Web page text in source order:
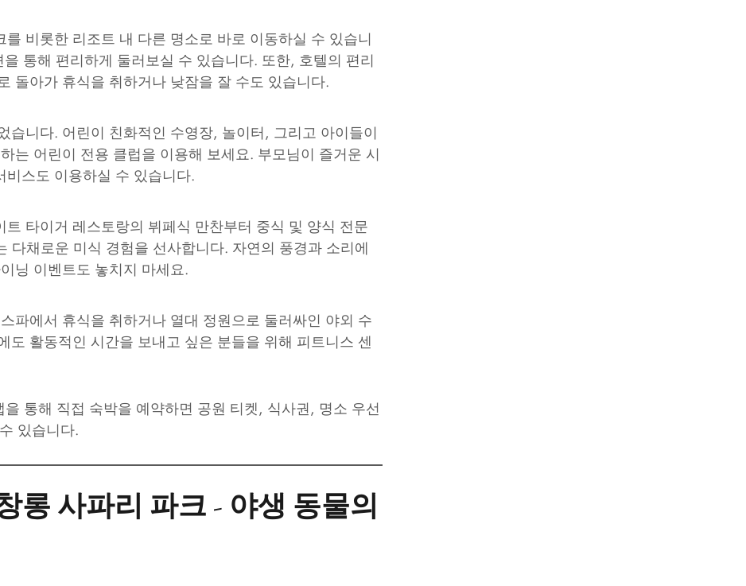
비롯한 리조트 내 다른 명소로 바로 이동하실 수 있습니
통해 편리하게 둘러보실 수 있습니다. 또한, 호텔의 편리
돌아가 휴식을 취하거나 낮잠을 잘 수도 있습니다.
습니다. 어린이 친화적인 수영장, 놀이터, 그리고 아이들이
는 어린이 전용 클럽을 이용해 보세요. 부모님이 즐거운 시
스도 이용하실 수 있습니다.
타이거 레스토랑의 뷔페식 만찬부터 중식 및 양식 전문
다채로운 미식 경험을 선사합니다. 자연의 풍경과 소리에
닝 이벤트도 놓치지 마세요.
파에서 휴식을 취하거나 열대 정원으로 둘러싸인 야외 수
도 활동적인 시간을 보내고 싶은 분들을 위해 피트니스 센
통해 직접 숙박을 예약하면 공원 티켓, 식사권, 명소 우선
있습니다.
롱 사파리 파크 - 야생 동물의